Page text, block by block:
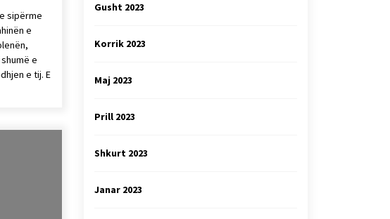
sipërme
e
e
e tij. E
Gusht 2023
Korrik 2023
Maj 2023
Prill 2023
Shkurt 2023
Janar 2023